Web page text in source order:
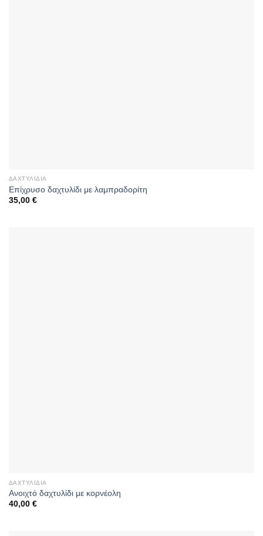
ΔΑΧΤΥΛΊΔΙΑ
Επίχρυσο δαχτυλίδι με λαμπραδορίτη
35,00 €
ΔΑΧΤΥΛΊΔΙΑ
Ανοιχτό δαχτυλίδι με κορνέολη
40,00 €